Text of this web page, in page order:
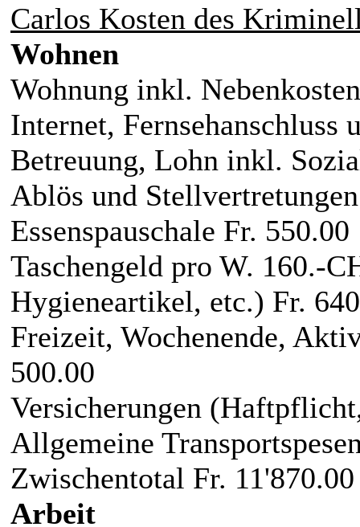
Carlos Kosten des
Wohnen
Wohnung inkl.
Internet, Fernsehanschluss
Betreuung, Lohn inkl.
Ablös und
Essenspauschale Fr. 550.00
Taschengeld pro W. 160.-
Hygieneartikel, etc.) Fr.
Freizeit, Wochenende,
500.00
Versicherungen
Allgemeine
Zwischentotal Fr. 11'870.00
Arbeit